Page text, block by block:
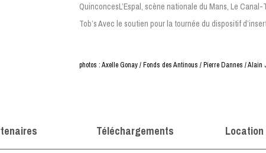
QuinconcesL’Espal, scène nationale du Mans, Le
Tob’s Avec le soutien pour la tournée du dispositif
photos : Axelle Gonay / Fonds des Antinous / Pierre Dannes / Alain
Téléchargements Location